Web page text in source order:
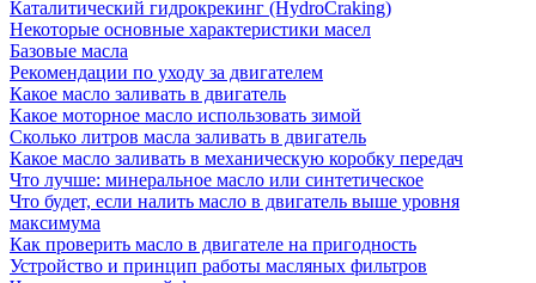
Каталитический гидрокрекинг (НydroСraking)
Некоторые основные характеристики масел
Базовые масла
Рекомендации по уходу за двигателем
Какое масло заливать в двигатель
Какое моторное масло использовать зимой
Сколько литров масла заливать в двигатель
Какое масло заливать в механическую коробку передач
Что лучше: минеральное масло или синтетическое
Что будет, если налить масло в двигатель выше уровня
максимума
Как проверить масло в двигателе на пригодность
Устройство и принцип работы масляных фильтров